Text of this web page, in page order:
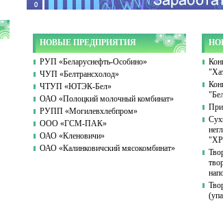
НОВЫЕ ПРЕДПРИЯТИЯ
РУП «Беларуснефть-Особино»
ЧУП «Белтрансхолод»
ЧТУП «ЮТЭК-Бел»
ОАО «Полоцкий молочный комбинат»
РУПП «Могилевхлебпром»
ООО «ГСМ-ПАК»
ОАО «Кленовичи»
ОАО «Калинковичский мясокомбинат»